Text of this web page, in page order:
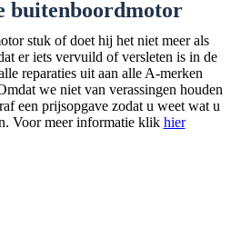
buitenboordmotor
stuk of doet hij het niet meer als
er iets vervuild of versleten is in de
reparaties uit aan alle A-merken
we niet van verassingen houden
een prijsopgave zodat u weet wat u
Voor meer informatie klik hier